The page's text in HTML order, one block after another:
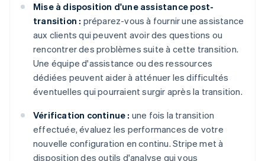
Mise à disposition d'une assistance post-
transition : préparez-vous à fournir une assistance
aux clients qui peuvent avoir des questions ou
rencontrer des problèmes suite à cette transition.
Une équipe d'assistance ou des ressources
dédiées peuvent aider à atténuer les difficultés
éventuelles qui pourraient surgir après la transition.
Vérification continue : une fois la transition
effectuée, évaluez les performances de votre
nouvelle configuration en continu. Stripe met à
disposition des outils d'analyse qui vous